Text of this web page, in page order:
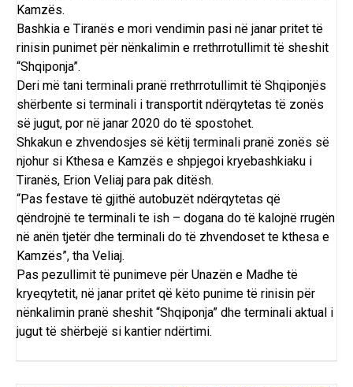
Kamzës.
Bashkia e Tiranës e mori vendimin pasi në janar pritet të
rinisin punimet për nënkalimin e rrethrrotullimit të sheshit
“Shqiponja”.
Deri më tani terminali pranë rrethrrotullimit të Shqiponjës
shërbente si terminali i transportit ndërqytetas të zonës
së jugut, por në janar 2020 do të spostohet.
Shkakun e zhvendosjes së këtij terminali pranë zonës së
njohur si Kthesa e Kamzës e shpjegoi kryebashkiaku i
Tiranës, Erion Veliaj para pak ditësh.
“Pas festave të gjithë autobuzët ndërqytetas që
qëndrojnë te terminali te ish – dogana do të kalojnë rrugën
në anën tjetër dhe terminali do të zhvendoset te kthesa e
Kamzës”, tha Veliaj.
Pas pezullimit të punimeve për Unazën e Madhe të
kryeqytetit, në janar pritet që këto punime të rinisin për
nënkalimin pranë sheshit “Shqiponja” dhe terminali aktual i
jugut të shërbejë si kantier ndërtimi.